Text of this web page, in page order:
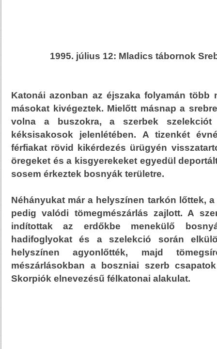
1995. július 12: Mladics tábornok
Katonái azonban az éjszaka folyamán több
másokat kivégeztek. Mielőtt másnap a
volna a buszokra, a szerbek
kéksisakosok jelenlétében. A tizenkét
férfiakat rövid kikérdezés ürügyén
öregeket és a kisgyerekeket egyedül
sosem érkeztek bosnyák területre.
Néhányukat már a helyszínen tarkón lőttek,
pedig valódi tömegmészárlás zajlott. A
indítottak az erdőkbe menekülő
hadifoglyokat és a szelekció során
helyszínen agyonlőtték, majd
mészárlásokban a boszniai szerb
Skorpiók elnevezésű félkatonai alakulat.